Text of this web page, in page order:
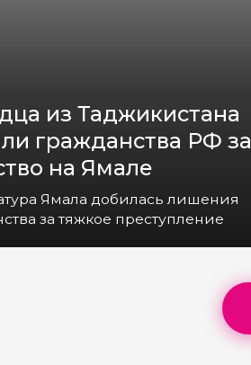
из Таджикистана
гражданства РФ за
на Ямале
Ямала добилась лишения
за тяжкое преступление